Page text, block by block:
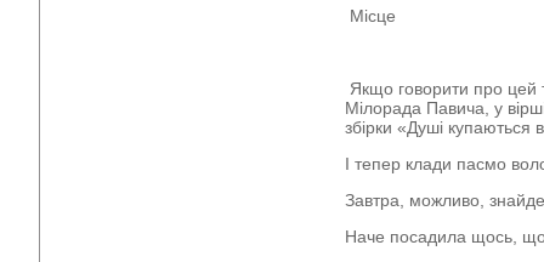
Місце
Якщо говорити про цей
Мілорада Павича, у
збірки «Душі купаються
І тепер клади пасмо
Завтра, можливо,
Наче посадила щось,